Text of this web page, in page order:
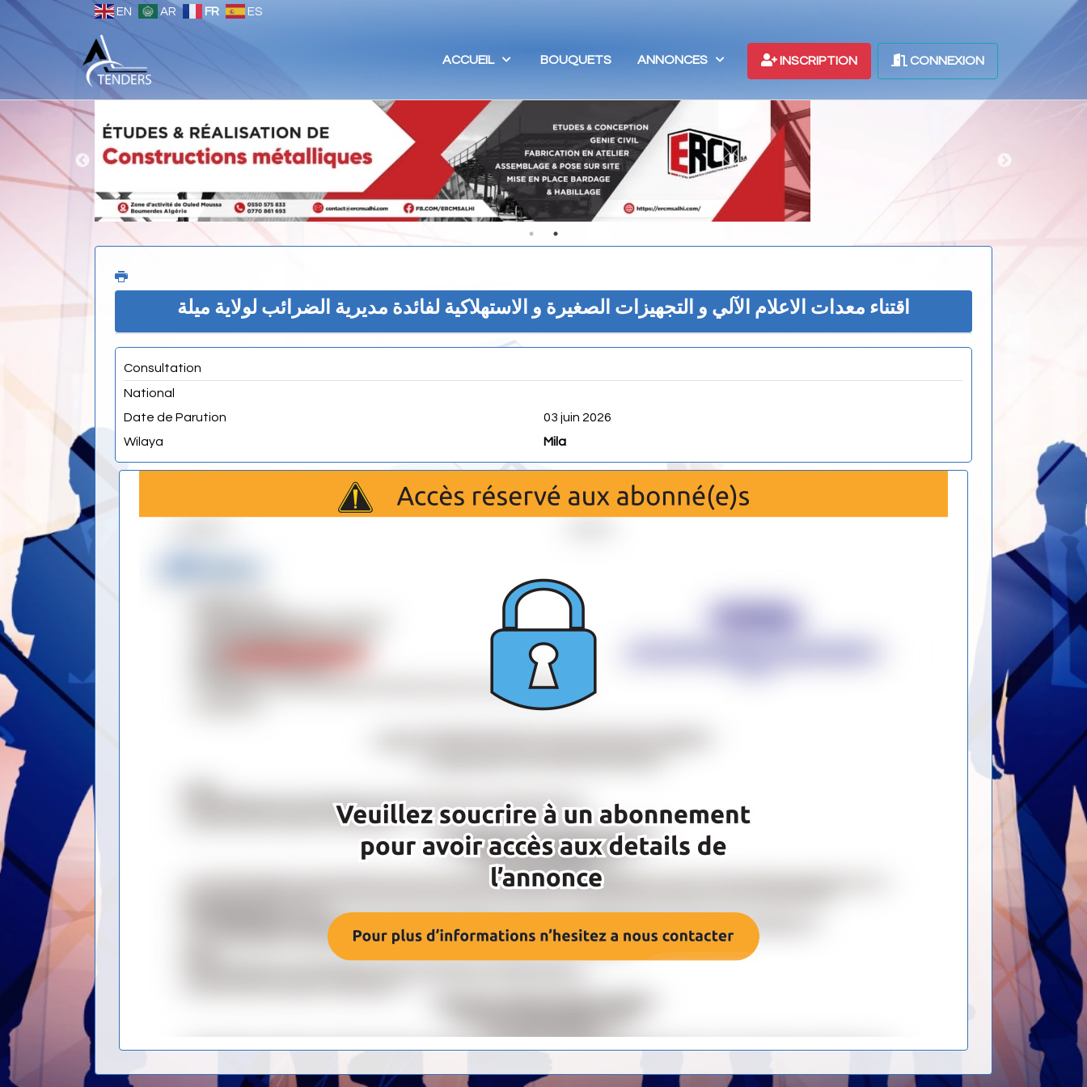
EN AR FR ES
ACCUEIL BOUQUETS ANNONCES INSCRIPTION CONNEXION
اقتناء معدات الاعلام الآلي و التجهيزات الصغيرة و الاستهلاكية لفائدة مديرية الضرائب لولاية ميلة
Consultation
National
Date de Parution
03 juin 2026
Wilaya
Mila